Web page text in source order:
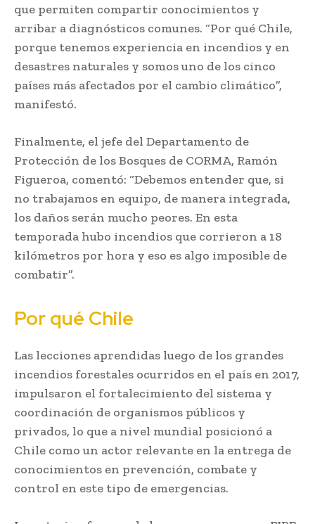
que permiten compartir conocimientos y
arribar a diagnósticos comunes. “Por qué Chile,
porque tenemos experiencia en incendios y en
desastres naturales y somos uno de los cinco
países más afectados por el cambio climático”,
manifestó.
Finalmente, el jefe del Departamento de
Protección de los Bosques de CORMA, Ramón
Figueroa, comentó: “Debemos entender que, si
no trabajamos en equipo, de manera integrada,
los daños serán mucho peores. En esta
temporada hubo incendios que corrieron a 18
kilómetros por hora y eso es algo imposible de
combatir”.
Por qué Chile
Las lecciones aprendidas luego de los grandes
incendios forestales ocurridos en el país en 2017,
impulsaron el fortalecimiento del sistema y
coordinación de organismos públicos y
privados, lo que a nivel mundial posicionó a
Chile como un actor relevante en la entrega de
conocimientos en prevención, combate y
control en este tipo de emergencias.